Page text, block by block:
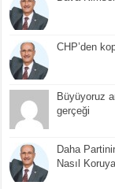
CHP’den
Büyüyoruz
gerçeği
Daha
Nasıl